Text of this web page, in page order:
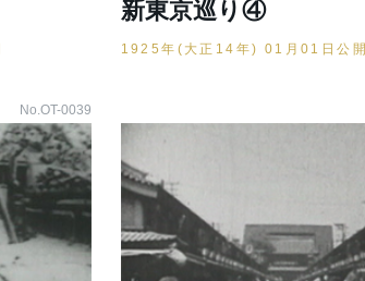
新東京巡り④
1925年(大正14年) 01月01日公開
No.OT-0039